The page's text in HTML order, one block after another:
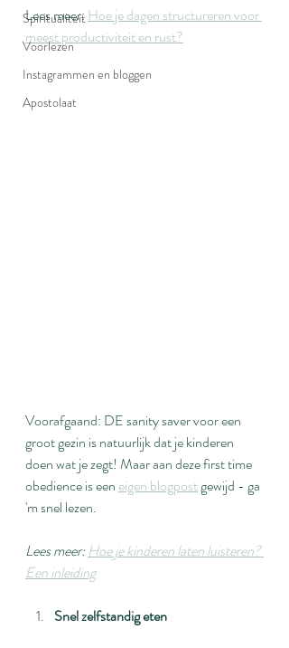
Spiritualiteit
Voorlezen
Instagrammen en bloggen
Apostolaat
Lees meer: Hoe je dagen structureren voor
meest productiviteit en rust?
Voorafgaand: DE sanity saver voor een
groot gezin is natuurlijk dat je kinderen
doen wat je zegt! Maar aan deze first time
obedience is een eigen blogpost gewijd - ga
'm snel lezen.
Lees meer: Hoe je kinderen laten luisteren?
Een inleiding
Snel zelfstandig eten